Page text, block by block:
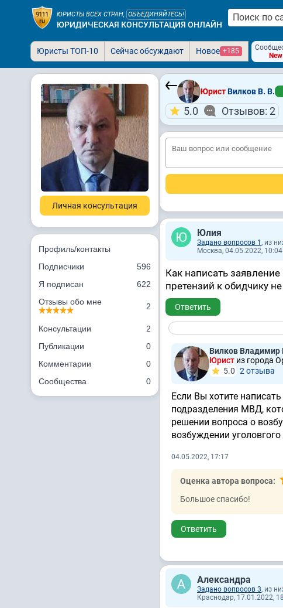
ЮРИСТЫ ВСЕХ СТРАН, ОБЪЕДИНЯЙТЕСЬ!
ЮРИДИЧЕСКАЯ КОНСУЛЬТАЦИЯ ОНЛАЙН
Юристы ТОП-10 Сейчас обсуждают Новое +185
New
Личная консультация
Профиль/контакты
Подписчики
596
Я подписан
622
Отзывы обо мне
2
Консультации
2
Публикации
0
Комментарии
0
Сообщества
0
ЮристВилков В. В.
5.0 Отзывов: 2
Юлия
Задано вопросов 1 , из
Москва, 04.05.2022, 10:04
Как написать
претензий к обидчику
Ответить
Вилков Владимир
Юрист из города
5.0 2 отзывa
Если Вы хотите
подразделения МВД,
решении вопроса о
возбуждении
04.05.2022, 17:17
Оценка автора вопроса:
Большое спасибо!
Ответить
Александра
Задано вопросов 3, из
Краснодар, 17.01.2022,